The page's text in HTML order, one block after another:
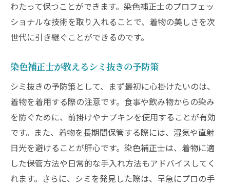
わたって保つことができます。染色補正士のプロフェッ
ショナルな技術を取り入れることで、着物の美しさを次
世代に引き継ぐことができるのです。
染色補正士が教えるシミ抜きの予防策
シミ抜きの予防策として、まず最初に心掛けたいのは、
着物を着用する際の注意です。食事や飲み物からの染み
を防ぐために、前掛けやナプキンを使用することが有効
です。また、着物を長期間保管する際には、湿気や直射
日光を避けることが肝心です。染色補正士は、着物に適
した保管方法や日常的な手入れ方法もアドバイスしてく
れます。さらに、シミを発見した際は、早急にプロの手